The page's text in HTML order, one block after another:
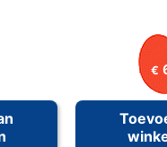
€